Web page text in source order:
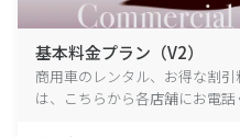
基本料金プラン（V2）
商用車のレンタル、お得な割
は、こちらから各店舗にお電話